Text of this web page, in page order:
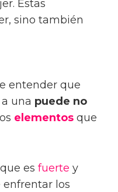
Estas
sino también
entender que
a una puede no
elementos que
es fuerte y
enfrentar los